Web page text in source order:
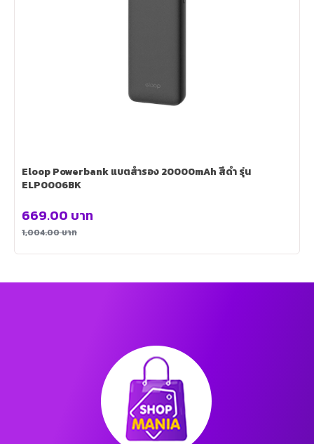
Eloop Powerbank แบตสำรอง 20000mAh สีดำ รุ่น
ELP0006BK
1,004.00บาท
669.00 บาท